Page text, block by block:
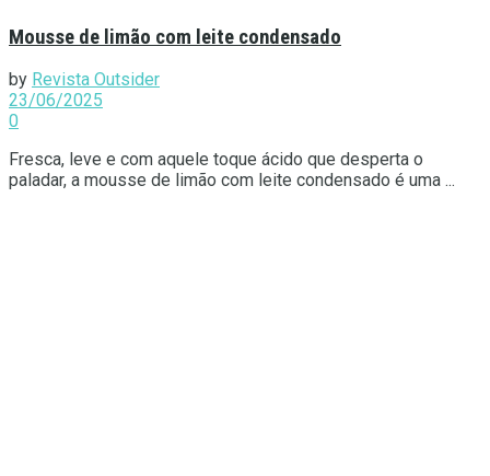
Mousse de limão com leite condensado
by Revista Outsider
23/06/2025
0
Fresca, leve e com aquele toque ácido que desperta o
paladar, a mousse de limão com leite condensado é uma ...